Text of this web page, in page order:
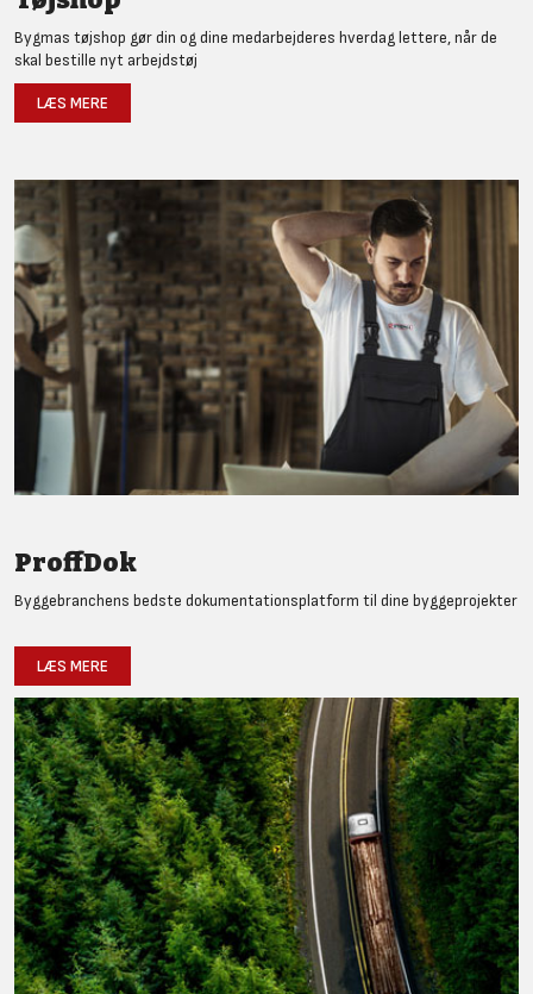
Bygmas tøjshop gør din og dine medarbejderes hverdag lettere, når de
skal bestille nyt arbejdstøj
LÆS MERE
ProffDok
Byggebranchens bedste dokumentationsplatform til dine byggeprojekter
LÆS MERE